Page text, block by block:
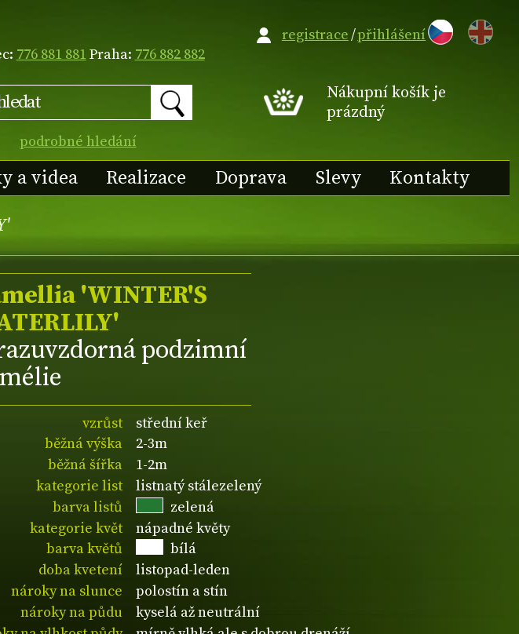
776 881 881Praha: 776 882 882
podrobné hledání
EN
Nákupní košík je
prázdný
a videa Realizace Doprava Slevy Kontakty
registrace/přihlášení
'WINTER'S
podzimní
vzrůst
střední keř
běžná výška
2-3m
běžná šířka
1-2m
kategorie list
listnatý stálezelený
barva listů
zelená
kategorie květ
nápadné květy
barva květů
bílá
doba kvetení
listopad-leden
nároky na slunce
polostín a stín
nároky na půdu
kyselá až neutrální